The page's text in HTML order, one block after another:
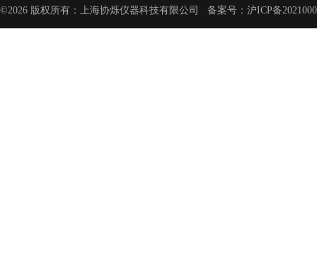
©2026 版权所有：上海协烁仪器科技有限公司 备案号： 沪ICP备